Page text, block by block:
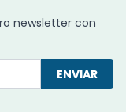
newsletter con
ENVIAR